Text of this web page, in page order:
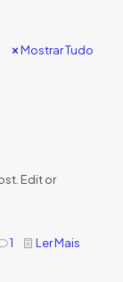
Mostrar Tudo
Edit or
1 Ler Mais